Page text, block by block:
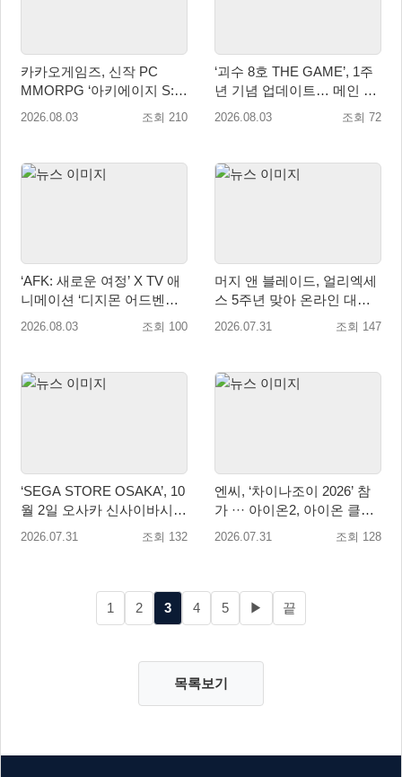
카카오게임즈, 신작 PC
MMORPG ‘아키에이지 S:
자유의 해협’ 글로벌 퍼블리
2026.08.03 조회 210
‘괴수 8호 THE GAME’, 1주
년 기념 업데이트… 메인 스
토리 14장 공개
2026.08.03 조회 72
‘AFK: 새로운 여정’ X TV 애
니메이션 ‘디지몬 어드벤처’
콜라보레이션 8월 18일 진행
2026.08.03 조회 100
머지 앤 블레이드, 얼리엑세
스 5주년 맞아 온라인 대전
모드 업데이트
2026.07.31 조회 147
‘SEGA STORE OSAKA’, 10
월 2일 오사카 신사이바시에
개점
2026.07.31 조회 132
엔씨, ‘차이나조이 2026’ 참
가 ··· 아이온2, 아이온 클래
식 2종 출품
2026.07.31 조회 128
1 2 3 4 5 ▶ 끝
목록보기